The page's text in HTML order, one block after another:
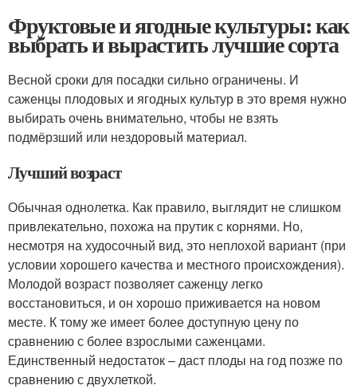
Фруктовые и ягодные культуры: как
выбрать и вырастить лучшие сорта
Весной сроки для посадки сильно ограничены. И
саженцы плодовых и ягодных культур в это время нужно
выбирать очень внимательно, чтобы не взять
подмёрзший или нездоровый материал.
Лучший возраст
Обычная однолетка. Как правило, выглядит не слишком
привлекательно, похожа на прутик с корнями. Но,
несмотря на худосочный вид, это неплохой вариант (при
условии хорошего качества и местного происхождения).
Молодой возраст позволяет саженцу легко
восстановиться, и он хорошо приживается на новом
месте. К тому же имеет более доступную цену по
сравнению с более взрослыми саженцами.
Единственный недостаток – даст плоды на год позже по
сравнению с двухлеткой.